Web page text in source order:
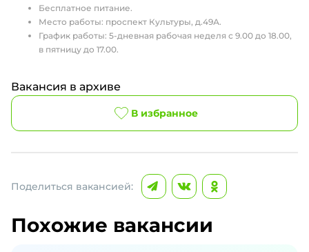
Бесплатное питание.
Место работы: проспект Культуры, д.49А.
График работы: 5-дневная рабочая неделя с 9.00 до 18.00,
в пятницу до 17.00.
Вакансия в архиве
В избранное
Поделиться вакансией:
Похожие вакансии